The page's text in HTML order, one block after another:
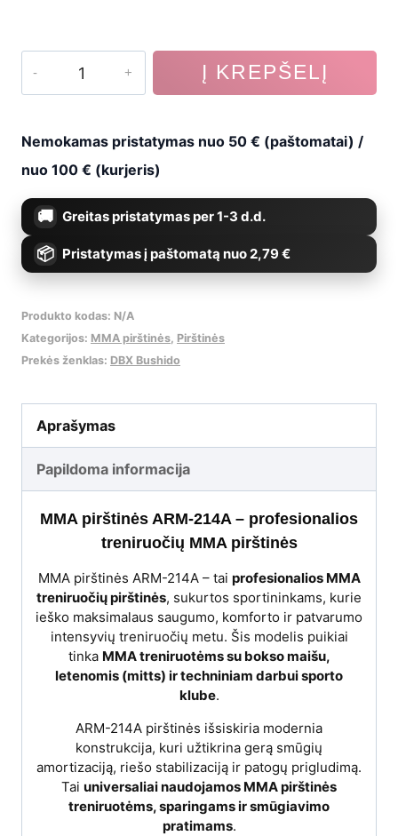
produkto
kiekis:
pirštinės
ARM-
2014a
Į KREPŠELĮ
Nemokamas pristatymas nuo 50 € (paštomatai) /
nuo 100 € (kurjeris)
Greitas pristatymas per 1-3 d.d.
Pristatymas į paštomatą nuo 2,79 €
Produkto kodas: N/A
Kategorijos: MMA pirštinės, Pirštinės
Prekės ženklas: DBX Bushido
Aprašymas
Papildoma informacija
MMA pirštinės ARM-214A – profesionalios
treniruočių MMA pirštinės
MMA pirštinės ARM-214A – tai profesionalios MMA
treniruočių pirštinės, sukurtos sportininkams, kurie
ieško maksimalaus saugumo, komforto ir patvarumo
intensyvių treniruočių metu. Šis modelis puikiai
tinka MMA treniruotėms su bokso maišu,
letenomis (mitts) ir techniniam darbui sporto
klube.
ARM-214A pirštinės išsiskiria modernia
konstrukcija, kuri užtikrina gerą smūgių
amortizaciją, riešo stabilizaciją ir patogų prigludimą.
Tai universaliai naudojamos MMA pirštinės
treniruotėms, sparingams ir smūgiavimo
pratimams.